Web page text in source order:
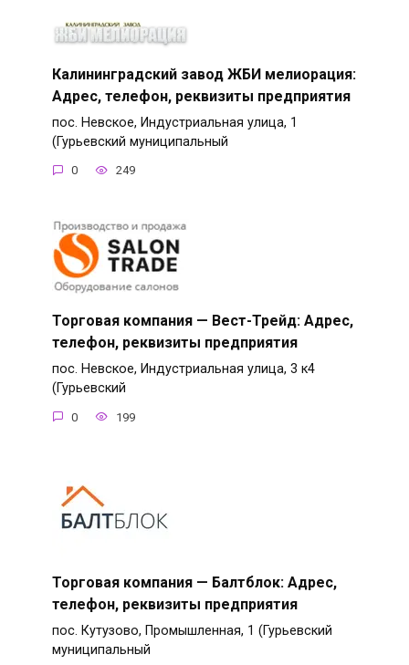
Калининградский завод ЖБИ мелиорация:
Адрес, телефон, реквизиты предприятия
пос. Невское, Индустриальная улица, 1
(Гурьевский муниципальный
0 249
Торговая компания — Вест-Трейд: Адрес,
телефон, реквизиты предприятия
пос. Невское, Индустриальная улица, 3 к4
(Гурьевский
0 199
Торговая компания — Балтблок: Адрес,
телефон, реквизиты предприятия
пос. Кутузово, Промышленная, 1 (Гурьевский
муниципальный